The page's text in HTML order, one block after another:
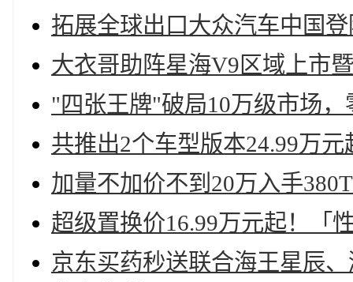
拓展全球出口大众汽车中国
大衣哥助阵星海V9区域上市
"四张王牌"破局10万级市场
共推出2个车型版本24.99万
加量不加价不到20万入手
超级置换价16.99万元起！「
京东买药秒送联合海王星辰